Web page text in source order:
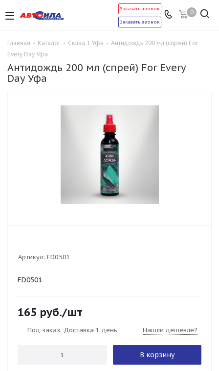
0
Заказать звонок
Заказать звонок
Главная - Каталог - Склад 1 Уфа - Антидождь 200 мл (спрей) For
Every Day Уфа
Антидождь 200 мл (спрей) For Every
Day Уфа
Артикул: FD0501
FD0501
165 руб./шт
Под заказ. Доставка 1 день Нашли дешевле?
В корзину